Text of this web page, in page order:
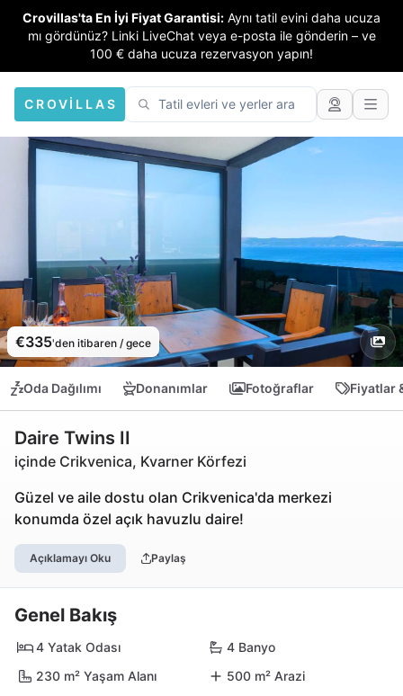
Crovillas'ta En İyi Fiyat Garantisi: Aynı tatil evini daha ucuza
mı gördünüz? Linki LiveChat veya e-posta ile gönderin – ve
100 € daha ucuza rezervasyon yapın!
CROVILLAS
€335'den itibaren / gece
Oda Dağılımı Donanımlar Fotoğraflar Fiyatlar
Daire Twins II
içinde Crikvenica, Kvarner Körfezi
Güzel ve aile dostu olan Crikvenica'da merkezi
konumda özel açık havuzlu daire!
Açıklamayı Oku Paylaş
Genel Bakış
4 Yatak Odası
4 Banyo
230 m² Yaşam Alanı
500 m² Arazi